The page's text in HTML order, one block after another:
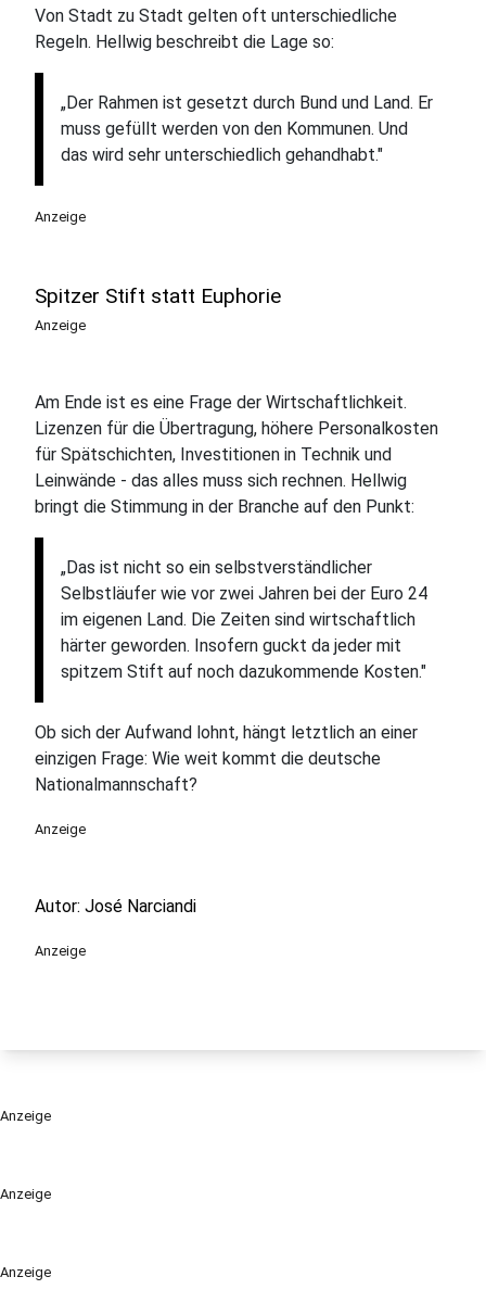
Anzeige
Anzeige
Von Stadt zu Stadt gelten oft unterschiedliche
Regeln. Hellwig beschreibt die Lage so:
„Der Rahmen ist gesetzt durch Bund und Land. Er
muss gefüllt werden von den Kommunen. Und
das wird sehr unterschiedlich gehandhabt."
Anzeige
Spitzer Stift statt Euphorie
Anzeige
Am Ende ist es eine Frage der Wirtschaftlichkeit.
Lizenzen für die Übertragung, höhere Personalkosten
für Spätschichten, Investitionen in Technik und
Leinwände - das alles muss sich rechnen. Hellwig
bringt die Stimmung in der Branche auf den Punkt:
„Das ist nicht so ein selbstverständlicher
Selbstläufer wie vor zwei Jahren bei der Euro 24
im eigenen Land. Die Zeiten sind wirtschaftlich
härter geworden. Insofern guckt da jeder mit
spitzem Stift auf noch dazukommende Kosten."
Ob sich der Aufwand lohnt, hängt letztlich an einer
einzigen Frage: Wie weit kommt die deutsche
Nationalmannschaft?
Anzeige
Autor: José Narciandi
Anzeige
Anzeige